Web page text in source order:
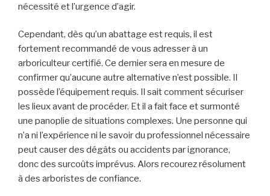
nécessité et l’urgence d’agir.
Cependant, dès qu’un abattage est requis, il est
fortement recommandé de vous adresser à un
arboriculteur certifié. Ce dernier sera en mesure de
confirmer qu’aucune autre alternative n’est possible. Il
possède l’équipement requis. Il sait comment sécuriser
les lieux avant de procéder. Et il a fait face et surmonté
une panoplie de situations complexes. Une personne qui
n’a ni l’expérience ni le savoir du professionnel nécessaire
peut causer des dégâts ou accidents par ignorance,
donc des surcoûts imprévus. Alors recourez résolument
à des arboristes de confiance.